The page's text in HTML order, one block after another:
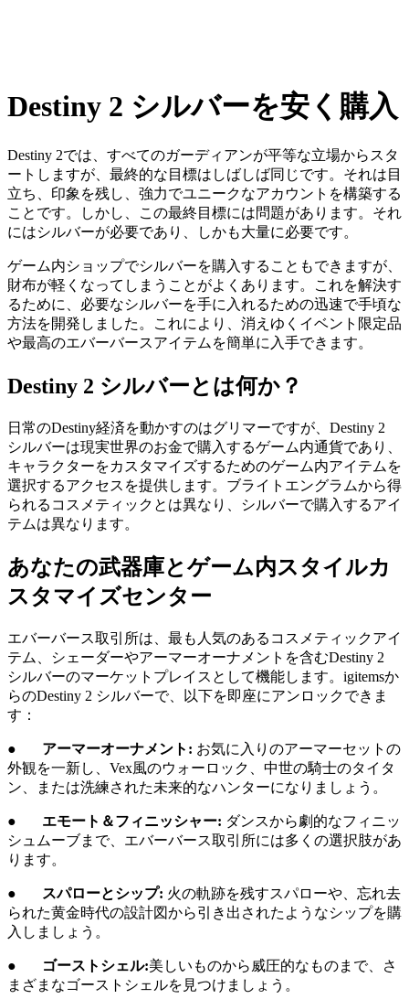
Destiny 2 シルバーを安く購入
Destiny 2では、すべてのガーディアンが平等な立場からスタ
ートしますが、最終的な目標はしばしば同じです。それは目
立ち、印象を残し、強力でユニークなアカウントを構築する
ことです。しかし、この最終目標には問題があります。それ
にはシルバーが必要であり、しかも大量に必要です。
ゲーム内ショップでシルバーを購入することもできますが、
財布が軽くなってしまうことがよくあります。これを解決す
るために、必要なシルバーを手に入れるための迅速で手頃な
方法を開発しました。これにより、消えゆくイベント限定品
や最高のエバーバースアイテムを簡単に入手できます。
Destiny 2 シルバーとは何か？
日常のDestiny経済を動かすのはグリマーですが、Destiny 2
シルバーは現実世界のお金で購入するゲーム内通貨であり、
キャラクターをカスタマイズするためのゲーム内アイテムを
選択するアクセスを提供します。ブライトエングラムから得
られるコスメティックとは異なり、シルバーで購入するアイ
テムは異なります。
あなたの武器庫とゲーム内スタイルカ
スタマイズセンター
エバーバース取引所は、最も人気のあるコスメティックアイ
テム、シェーダーやアーマーオーナメントを含むDestiny 2
シルバーのマーケットプレイスとして機能します。igitemsか
らのDestiny 2 シルバーで、以下を即座にアンロックできま
す：
● アーマーオーナメント: お気に入りのアーマーセットの
外観を一新し、Vex風のウォーロック、中世の騎士のタイタ
ン、または洗練された未来的なハンターになりましょう。
● エモート＆フィニッシャー: ダンスから劇的なフィニッ
シュムーブまで、エバーバース取引所には多くの選択肢があ
ります。
● スパローとシップ: 火の軌跡を残すスパローや、忘れ去
られた黄金時代の設計図から引き出されたようなシップを購
入しましょう。
● ゴーストシェル:美しいものから威圧的なものまで、さ
まざまなゴーストシェルを見つけましょう。